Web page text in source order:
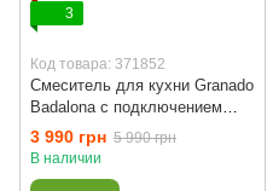
3
Код товара: 371852
Смеситель для кухни Granado
Badalona с подключением
питьевой воды (grafito)
3 990 грн 5 990 грн
В наличии